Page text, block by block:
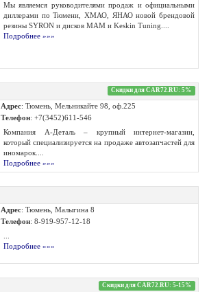
Мы являемся руководителями продаж и официальными
диллерами по Тюмени, ХМАО, ЯНАО новой брендовой
резины SYRON и дисков MAM и Keskin Tuning....
Подробнее »»»
Скидки для CAR72.RU: 5%
Адрес: Тюмень, Мельникайте 98, оф.225
Телефон: +7(3452)611-546
Компания А-Деталь – крупный интернет-магазин,
который специализируется на продаже автозапчастей для
иномарок....
Подробнее »»»
Адрес: Тюмень, Малыгина 8
Телефон: 8-919-957-12-18
Подробнее »»»
Скидки для CAR72.RU: 5-15%